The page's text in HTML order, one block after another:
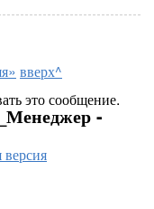
вверх^
это сообщение.
-